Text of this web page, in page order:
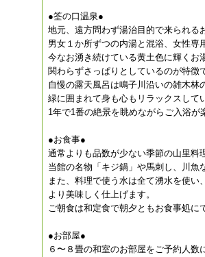
●筌の口温泉●
地元、遠方問わず湯治目的で来られる
男女１か所ずつの内湯と混浴、女性専
今なお湧き続けている黄土色に輝くお
関わらずさっぱりとしているのが特徴
自慢の露天風呂は鳴子川沿いの雑木林
緑に囲まれて身も心もリラックスして
1年で1番の絶景を眺めながらご入浴が
●お食事●
通常よりも品数が少ない季節の山里料
当館の名物「キジ鍋」や馬刺し、川魚
また、料理で使う水は全て湧水を使い
より美味しく仕上げます。
ご朝食は和定食で朝夕ともお食事処に
●お部屋●
６〜８畳の和室のお部屋をご予約人数